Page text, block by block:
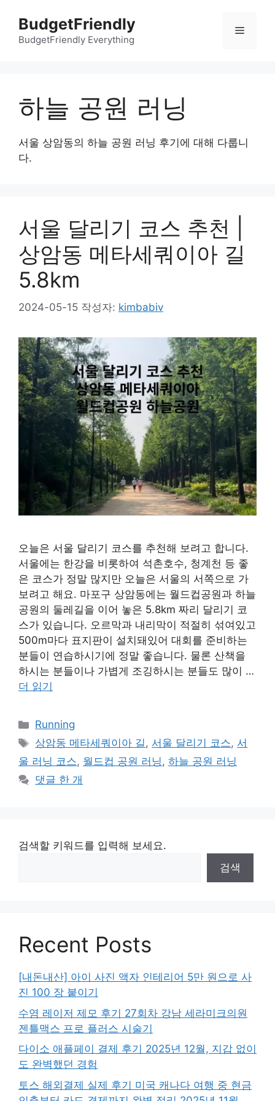
BudgetFriendly
BudgetFriendly Everything
메
하늘 공원 러닝
서울 상암동의 하늘 공원 러닝 후기에 대해 다룹니
다.
서울 달리기 코스 추천 |
상암동 메타세쿼이아 길
5.8km
2024-05-15 작성자: kimbabiv
오늘은 서울 달리기 코스를 추천해 보려고 합니다.
서울에는 한강을 비롯하여 석촌호수, 청계천 등 좋
은 코스가 정말 많지만 오늘은 서울의 서쪽으로 가
보려고 해요. 마포구 상암동에는 월드컵공원과 하늘
공원의 둘레길을 이어 놓은 5.8km 짜리 달리기 코
스가 있습니다. 오르막과 내리막이 적절히 섞여있고
500m마다 표지판이 설치돼있어 대회를 준비하는
분들이 연습하시기에 정말 좋습니다. 물론 산책을
하시는 분들이나 가볍게 조깅하시는 분들도 많이 …
더 읽기
카
테
리
Running
태
그
상암동 메타세쿼이아 길, 서울 달리기 코스, 서
울 러닝 코스, 월드컵 공원 러닝, 하늘 공원 러닝
댓글 한 개
검색할 키워드를 입력해 보세요.
검색
Recent Posts
[내돈내산] 아이 사진 액자 인테리어 5만 원으로 사
진 100 장 붙이기
수염 레이저 제모 후기 27회차 강남 세라미크의원
젠틀맥스 프로 플러스 시술기
다이소 애플페이 결제 후기 2025년 12월, 지갑 없이
도 완벽했던 경험
토스 해외결제 실제 후기 미국 캐나다 여행 중 현금